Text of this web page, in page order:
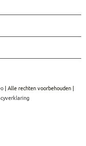
| Alle rechten voorbehouden |